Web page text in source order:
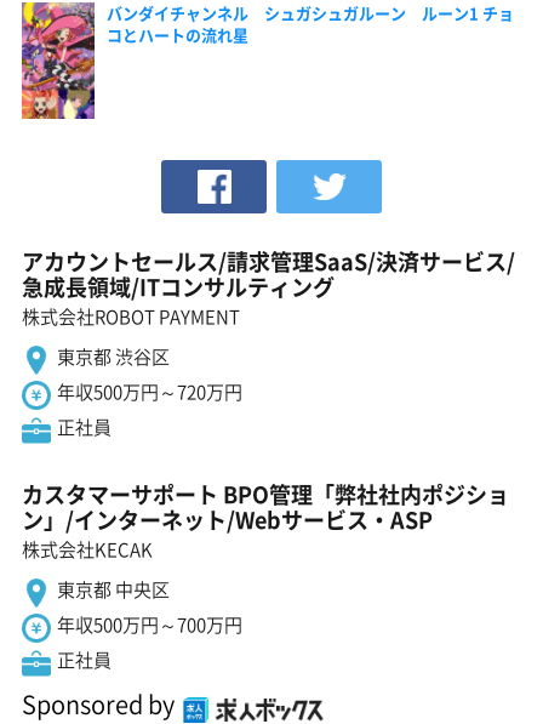
バンダイチャンネル シュガシュガルーン ルーン1 チョ
コとハートの流れ星
アカウントセールス/請求管理SaaS/決済サービス/
急成長領域/ITコンサルティング
株式会社ROBOT PAYMENT
東京都 渋谷区
年収500万円～720万円
正社員
カスタマーサポート BPO管理「弊社社内ポジショ
ン」/インターネット/Webサービス・ASP
株式会社KECAK
東京都 中央区
年収500万円～700万円
正社員
Sponsored by